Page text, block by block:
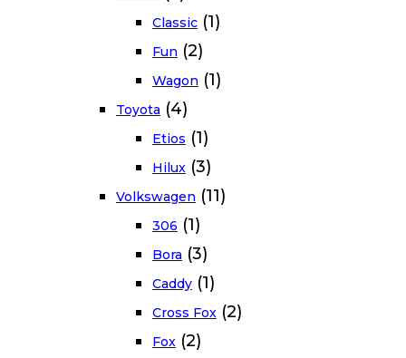
Classic (1)
Fun (2)
Wagon (1)
Toyota (4)
Etios (1)
Hilux (3)
Volkswagen (11)
306 (1)
Bora (3)
Caddy (1)
Cross Fox (2)
Fox (2)